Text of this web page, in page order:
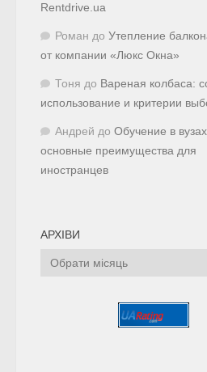
Rentdrive.ua
Роман до Утепление
от компании «Люкс Окна»
Тоня до Вареная колбаса:
использование и критерии
Андрей до Обучение в
основные преимущества для
иностранцев
АРХІВИ
Архіви